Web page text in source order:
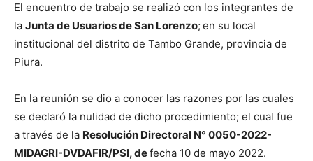
El encuentro de trabajo se realizó con los integrantes de
la Junta de Usuarios de San Lorenzo; en su local
institucional del distrito de Tambo Grande, provincia de
Piura.
En la reunión se dio a conocer las razones por las cuales
se declaró la nulidad de dicho procedimiento; el cual fue
a través de la Resolución Directoral N° 0050-2022-
MIDAGRI-DVDAFIR/PSI, defecha 10 de mayo 2022.